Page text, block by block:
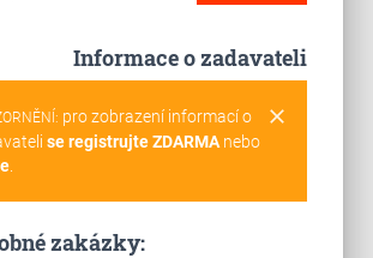
Informace o zadavateli
clear
pro zobrazení informací o
se registrujte ZDARMAnebo
.
zakázky: